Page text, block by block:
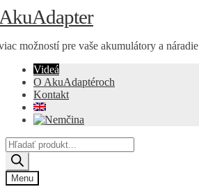
Preskočiť
na
Preskočiť
na
možností pre vaše akumulátory a náradie
Videá
O AkuAdaptéroch
Kontakt
Products
search
Menu